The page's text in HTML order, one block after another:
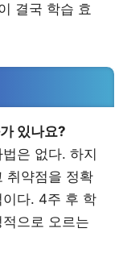
결국 학습 효
있나요?
은 없다. 하지
취약점을 정확
다. 4주 후 학
으로 오르는